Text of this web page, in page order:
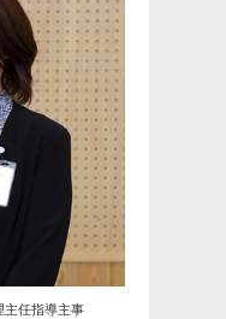
主任指導主事